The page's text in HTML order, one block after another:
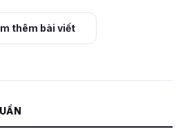
thêm bài viết